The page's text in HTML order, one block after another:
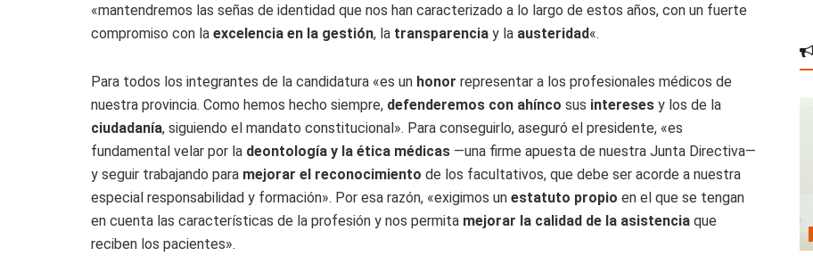
«mantendremos las señas de identidad que nos han caracterizado a lo largo de estos años, con un fuerte
compromiso con la excelencia en la gestión, la transparencia y la austeridad«.
Para todos los integrantes de la candidatura «es un honor representar a los profesionales médicos de
nuestra provincia. Como hemos hecho siempre, defenderemos con ahínco sus intereses y los de la
ciudadanía, siguiendo el mandato constitucional». Para conseguirlo, aseguró el presidente, «es
fundamental velar por la deontología y la ética médicas —una firme apuesta de nuestra Junta Directiva—
y seguir trabajando para mejorar el reconocimiento de los facultativos, que debe ser acorde a nuestra
especial responsabilidad y formación». Por esa razón, «exigimos un estatuto propio en el que se tengan
en cuenta las características de la profesión y nos permita mejorar la calidad de la asistencia que
reciben los pacientes».